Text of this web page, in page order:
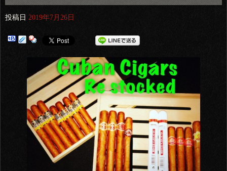
投稿日 2019年7月26日